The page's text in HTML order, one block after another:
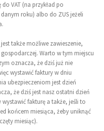
VAT (na przykład po
roku) albo do ZUS jeżeli
także możliwe zawieszenie,
Warto w tym miejscu
oznacza, że dziś już nie
wystawić faktury w dniu
ubezpieczeniom jest dzień
że dziś jest nasz ostatni dzień
fakturę a także, jeśli to
końcem miesiąca, żeby uniknąć
miesiąc).